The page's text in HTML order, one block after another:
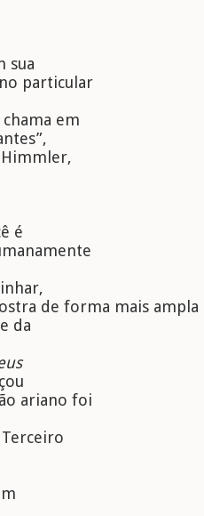
sua
particular
em
é
de forma mais ampla
da
ariano foi